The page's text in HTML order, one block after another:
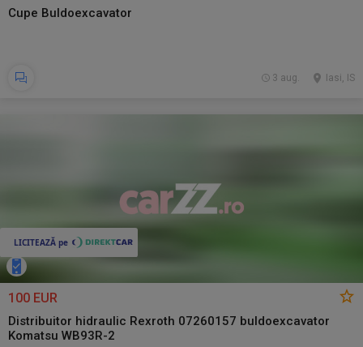
Cupe Buldoexcavator
Iasi, IS
3 aug.
100 EUR
Distribuitor hidraulic Rexroth 07260157 buldoexcavator
Komatsu WB93R-2